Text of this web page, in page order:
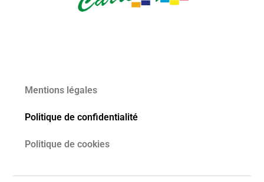
Mentions légales
Politique de confidentialité
Politique de cookies